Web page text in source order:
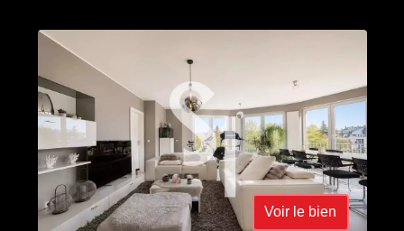
Voir le bien